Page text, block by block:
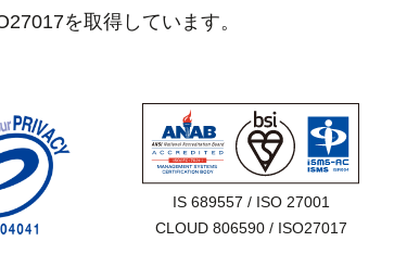
を取得しています。
IS 689557 / ISO 27001
CLOUD 806590 / ISO27017